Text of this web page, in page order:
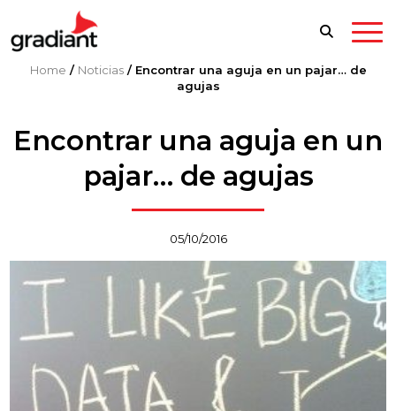
Home / Noticias/ Encontrar una aguja en un pajar… de
agujas
Encontrar una aguja en un
pajar… de agujas
05/10/2016